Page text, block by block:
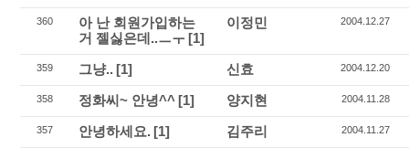
360
아 난 회원가입하는
거 젤싫은데..ㅡㅜ [1]
이정민 2004.12.27
359 그냥.. [1] 신효 2004.12.20
358 정화씨~ 안녕^^ [1] 양지현 2004.11.28
357 안녕하세요. [1] 김주리 2004.11.27